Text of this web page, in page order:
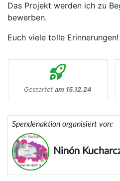
Das Projekt werden ich zu
bewerben.
Euch viele tolle Erinnerungen!
Gestartet am 15.12.24
Spendenaktion organisiert von:
Ninón